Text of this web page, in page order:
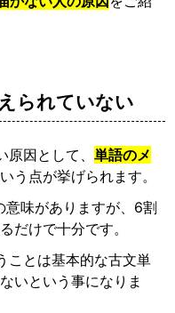
られていない
原因として、単語のメ
う点が挙げられます。
意味がありますが、6割
だけで十分です。
ことは基本的な古文単
いという事になりま